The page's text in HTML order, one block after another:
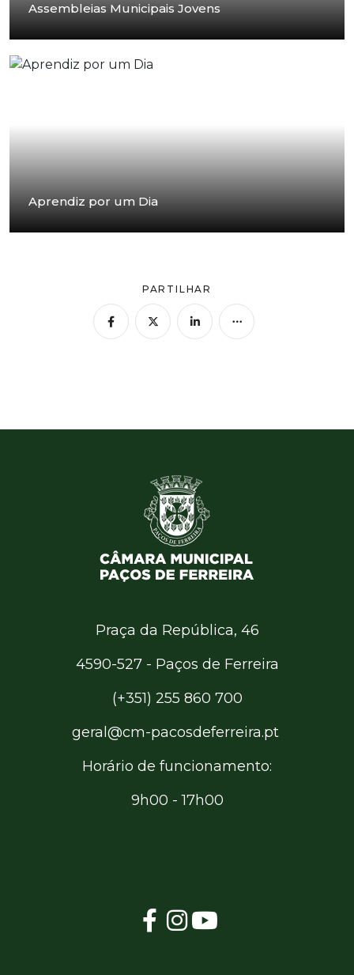
Assembleias Municipais Jovens
Aprendiz por um Dia
PARTILHAR
Praça da República, 46
4590-527 - Paços de Ferreira
(+351) 255 860 700
geral@cm-pacosdeferreira.pt
Horário de funcionamento:
9h00 - 17h00